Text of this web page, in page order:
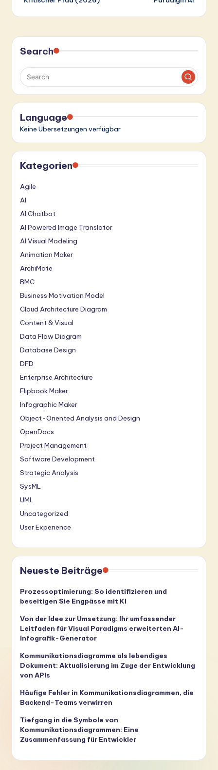
Search
Language
Keine Übersetzungen verfügbar
Kategorien
Agile
AI
AI Chatbot
AI Powered Image Translator
AI Visual Modeling
Animation Maker
ArchiMate
BMC
Business Motivation Model
Cloud Architecture Diagram
Content & Visual
Data Flow Diagram
Database Design
DFD
Enterprise Architecture
Flipbook Maker
Infographic Maker
Object-Oriented Analysis and Design
OpenDocs
Project Management
Software Development
Strategic Analysis
SysML
UML
Uncategorized
User Experience
Neueste Beiträge
Prozessoptimierung: So identifizieren und
beseitigen Sie Engpässe mit KI
Von der Idee zur Umsetzung: Ihr umfassender
Leitfaden für Visual Paradigms erweiterten AI-
Infografik-Generator
Kommunikationsdiagramme als lebendiges
Dokument: Aktualisierung im Zuge der Entwicklung
von APIs
Häufige Fehler in Kommunikationsdiagrammen, die
Backend-Teams verwirren
Tiefgang in die Symbole von
Kommunikationsdiagrammen: Eine
Zusammenfassung für Entwickler